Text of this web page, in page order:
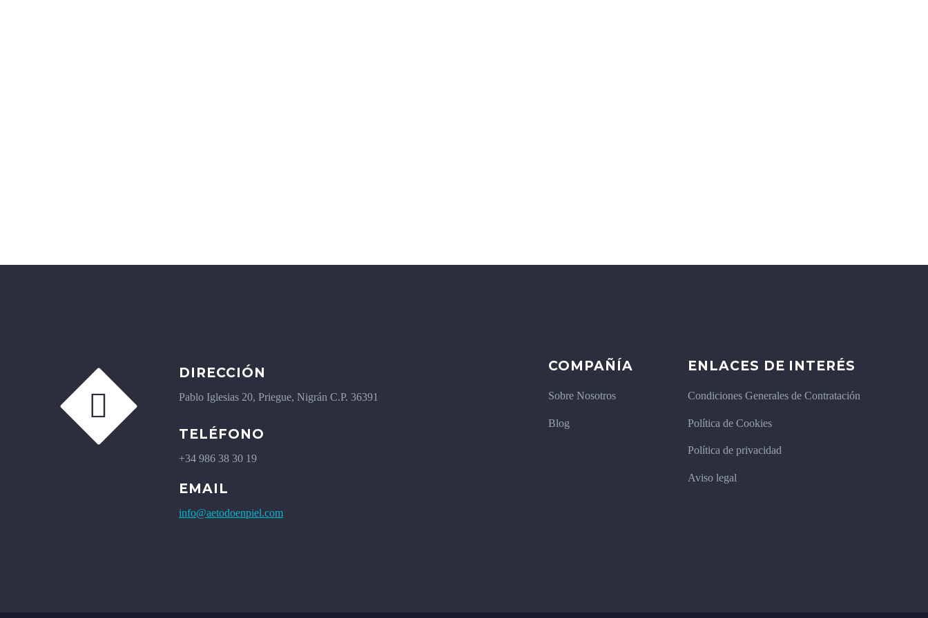


DIRECCIÓN
Pablo Iglesias 20, Priegue, Nigrán C.P. 36391
TELÉFONO
+34 986 38 30 19
EMAIL
info@aetodoenpiel.com
COMPAÑÍA
Sobre Nosotros
Blog
ENLACES DE INTERÉS
Condiciones Generales de Contratación
Política de Cookies
Política de privacidad
Aviso legal